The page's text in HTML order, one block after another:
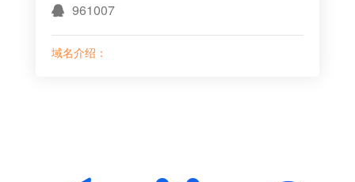
961007
域名介绍：